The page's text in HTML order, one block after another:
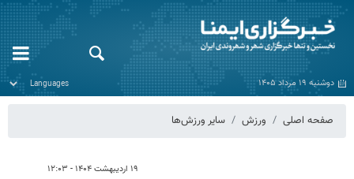
دوشنبه ۱۹ مرداد ۱۴۰۵
صفحه اصلی ورزش سایر ورزش‌ها
۱۹ اردیبهشت ۱۴۰۴ - ۱۲:۰۳